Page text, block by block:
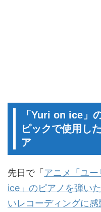
「Yuri on ice」
ピックで使用し
ア
先日で「アニメ「ユ
ice」のピアノを弾い
いレコーディングに感